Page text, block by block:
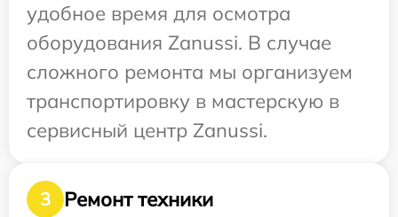
удобное время для осмотра
оборудования Zanussi. В случае
сложного ремонта мы организуем
транспортировку в мастерскую в
сервисный центр Zanussi.
3 Ремонт техники